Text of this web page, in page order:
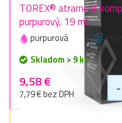
TOREX® atrament
purpurový, 19 ml
purpurová 19
Skladom > 9 ks
9,58 €
7,79 € bez DPH -